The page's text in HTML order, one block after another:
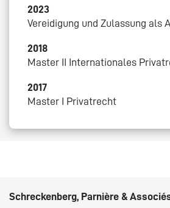
2023
Vereidigung und Zulassung als
2018
Master II Internationales
2017
Master I Privatrecht
Schreckenberg, Parnière &